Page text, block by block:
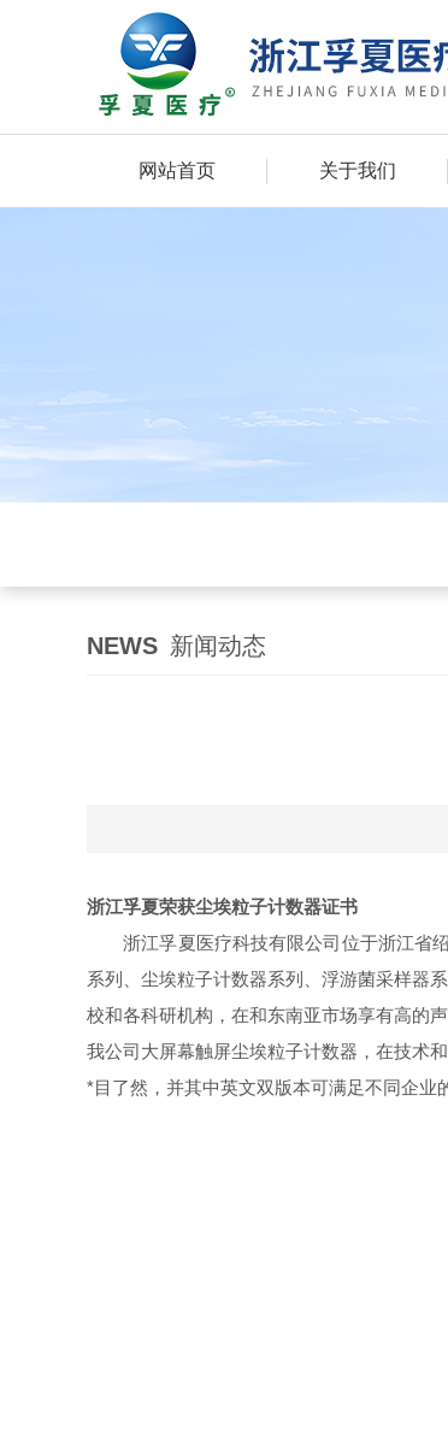
网站首页 关于我们
NEWS 新闻动态
浙江孚夏荣获尘埃粒子计数器证书
浙江孚夏医疗科技有限公司位于浙江省
系列、尘埃粒子计数器系列、浮游菌采样器
校和各科研机构，在和东南亚市场享有高的声
我公司大屏幕触屏尘埃粒子计数器，在技术
*目了然，并其中英文双版本可满足不同企业